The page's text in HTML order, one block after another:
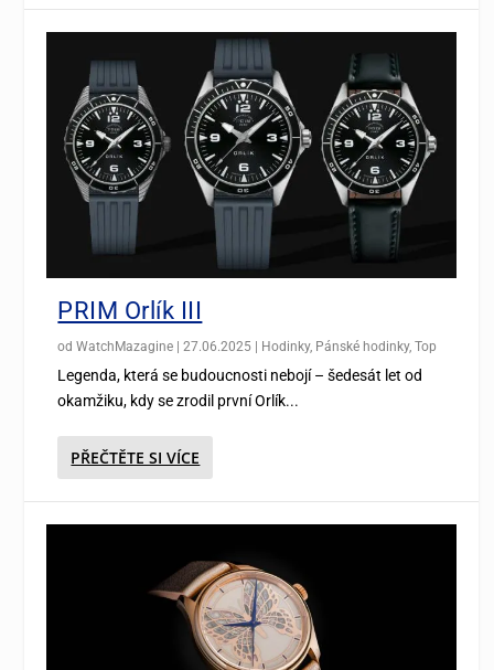
PRIM Orlík III
odWatchMazagine |27.06.2025 | Hodinky, Pánské hodinky,Top
Legenda, která se budoucnosti nebojí – šedesát let od
okamžiku, kdy se zrodil první Orlík...
PŘEČTĚTE SI VÍCE